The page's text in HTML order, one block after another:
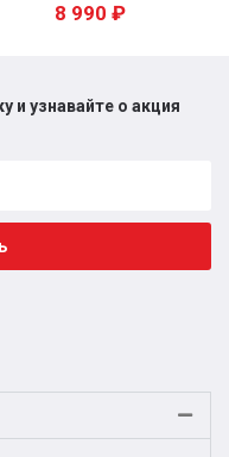
8 990 ₽
и узнавайте о акция